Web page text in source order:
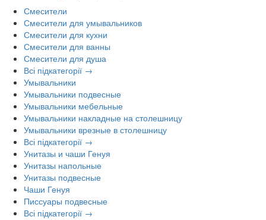
Смесители
Смесители для умывальников
Смесители для кухни
Смесители для ванны
Смесители для душа
Всі підкатегорії →
Умывальники
Умывальники подвесные
Умывальники мебельные
Умывальники накладные на столешницу
Умывальники врезные в столешницу
Всі підкатегорії →
Унитазы и чаши Генуя
Унитазы напольные
Унитазы подвесные
Чаши Генуя
Писсуары подвесные
Всі підкатегорії →